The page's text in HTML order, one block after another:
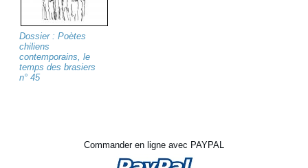
Dossier : Poètes
chiliens
contemporains, le
temps des brasiers
n° 45
Commander en ligne avec PAYPAL